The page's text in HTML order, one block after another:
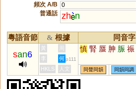
頻次 A/B
0
普通話 zh n
粵語音節 & 根據 同音字
san6
黃 周 慎 腎 蜃 胂 脤 祳
李 何 p111
HKLS 人文 同聲同韻 同韻同調